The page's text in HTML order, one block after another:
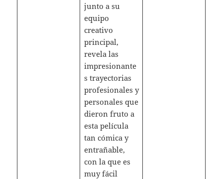
junto a su
equipo
creativo
principal,
revela las
impresionante
s trayectorias
profesionales y
personales que
dieron fruto a
esta película
tan cómica y
entrañable,
con la que es
muy fácil